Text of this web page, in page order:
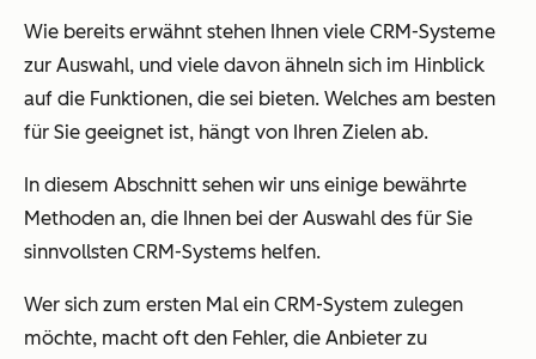
Wie bereits erwähnt stehen Ihnen viele CRM-Systeme
zur Auswahl, und viele davon ähneln sich im Hinblick
auf die Funktionen, die sei bieten. Welches am besten
für Sie geeignet ist, hängt von Ihren Zielen ab.
In diesem Abschnitt sehen wir uns einige bewährte
Methoden an, die Ihnen bei der Auswahl des für Sie
sinnvollsten CRM-Systems helfen.
Wer sich zum ersten Mal ein CRM-System zulegen
möchte, macht oft den Fehler, die Anbieter zu